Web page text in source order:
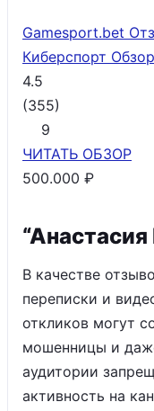
Gamesport.bet
Киберспорт Обзор
4.5
(355)
9
ЧИТАТЬ ОБЗОР
500.000 ₽
В качестве
переписки и
откликов могут
мошенницы и
аудитории
активность на